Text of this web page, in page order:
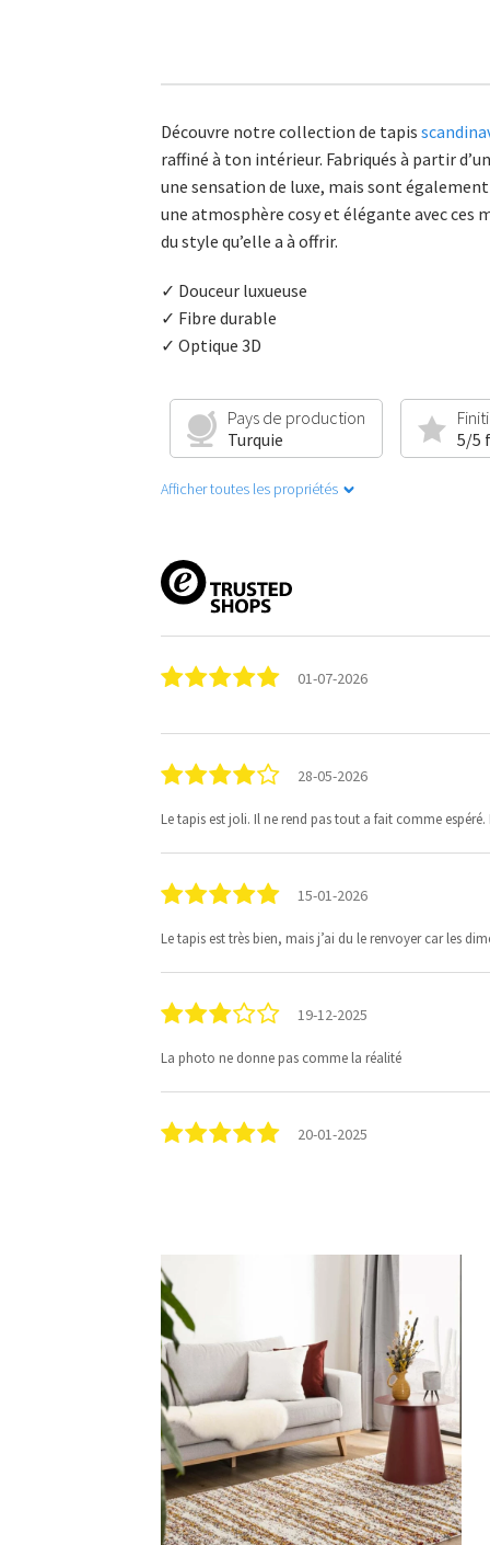
Découvre notre collection de tapis
raffiné à ton intérieur. Fabriqués à partir
une sensation de luxe, mais sont
une atmosphère cosy et élégante avec
du style qu’elle a à offrir.
✓ Douceur luxueuse
✓ Fibre durable
✓ Optique 3D
Pays de production
Turquie
5/5
Afficher toutes les propriétés
01-07-2026
28-05-2026
Le tapis est joli. Il ne rend pas tout a fait comme
15-01-2026
Le tapis est très bien, mais j’ai du le renvoyer car les
19-12-2025
La photo ne donne pas comme la réalité
20-01-2025